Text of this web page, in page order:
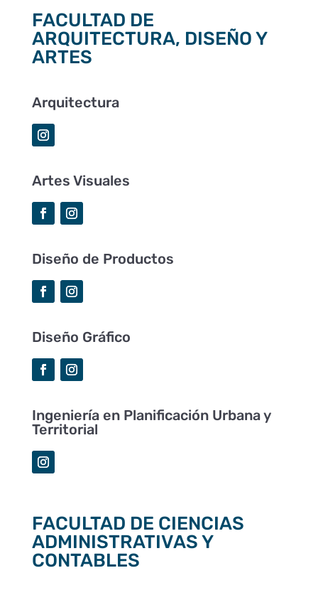
FACULTAD DE
ARQUITECTURA, DISEÑO Y
ARTES
Arquitectura
Artes Visuales
Diseño de Productos
Diseño Gráfico
Ingeniería en Planificación Urbana y
Territorial
FACULTAD DE CIENCIAS
ADMINISTRATIVAS Y
CONTABLES